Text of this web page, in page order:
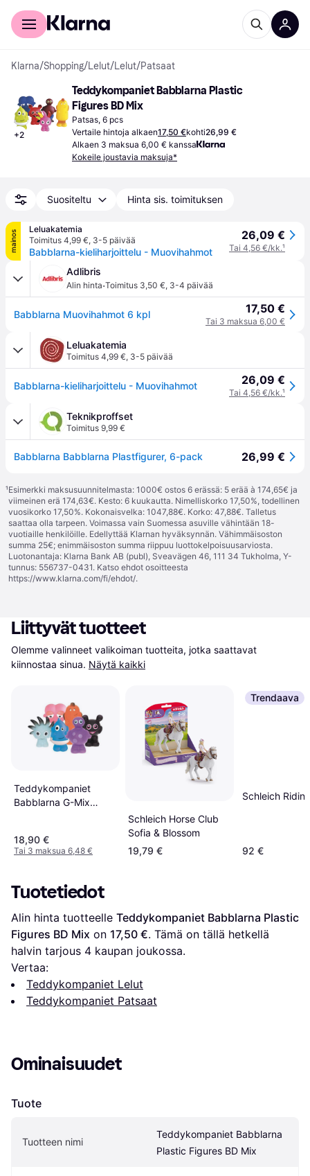
Kuluttajille
Klarna/Shopping/Lelut/Lelut/Patsaat
+2
Teddykompaniet Babblarna Plastic
Figures BD Mix
Patsas, 6 pcs
Vertaile hintoja alkaen17,50 €kohti26,99 €
Alkaen 3 maksua 6,00 € kanssa
Kokeile joustavia maksuja*
Suositeltu Hinta sis. toimituksen
mainos
Leluakatemia
Toimitus 4,99 €, 3-5 päivää
Babblarna-kieliharjoittelu - Muovihahmot
26,09 €
Tai 4,56 €/kk.¹
Adlibris
Alin hinta·Toimitus 3,50 €, 3-4 päivää
Babblarna Muovihahmot 6 kpl 17,50 €
Tai 3 maksua 6,00 €
Leluakatemia
Toimitus 4,99 €, 3-5 päivää
Babblarna-kieliharjoittelu - Muovihahmot 26,09 €
Tai 4,56 €/kk.¹
Teknikproffset
Toimitus 9,99 €
Babblarna Babblarna Plastfigurer, 6-pack 26,99 €
¹Esimerkki maksusuunnitelmasta: 1000€ ostos 6 erässä: 5 erää à 174,65€ ja
viimeinen erä 174,63€. Kesto: 6 kuukautta. Nimelliskorko 17,50%, todellinen
vuosikorko 17,50%. Kokonaisvelka: 1047,88€. Korko: 47,88€. Talletus
saattaa olla tarpeen. Voimassa vain Suomessa asuville vähintään 18-
vuotiaille henkilöille. Edellyttää Klarnan hyväksynnän. Vähimmäisoston
summa 25€; enimmäisoston summa riippuu luottokelpoisuusarviosta.
Luotonantaja: Klarna Bank AB (publ), Sveavägen 46, 111 34 Tukholma, Y-
tunnus: 556737-0431. Katso ehdot osoitteesta
https://www.klarna.com/fi/ehdot/.
Liittyvät tuotteet
Olemme valinneet valikoiman tuotteita, jotka saattavat
kiinnostaa sinua. Näytä kaikki
Teddykompaniet
Babblarna G-Mix
18,90 €
Tai 3 maksua 6,48 €
Schleich Horse Club
Sofia & Blossom
19,79 €
Trendaava
Schleich
92 €
Tuotetiedot
Alin hinta tuotteelle Teddykompaniet Babblarna Plastic
Figures BD Mix on 17,50 €. Tämä on tällä hetkellä
halvin tarjous 4 kaupan joukossa.
Vertaa:
Teddykompaniet Lelut
Teddykompaniet Patsaat
Ominaisuudet
Tuote
Tuotteen nimi
Teddykompaniet Babblarna
Plastic Figures BD Mix